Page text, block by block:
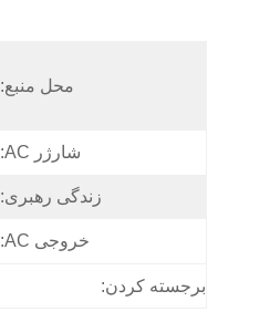
محل منبع:
شارژر AC:
زندگی رهبری:
خروجی AC:
برجسته کردن: